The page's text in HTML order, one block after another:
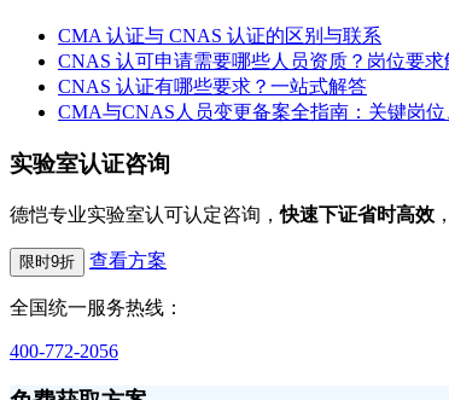
CMA 认证与 CNAS 认证的区别与联系
CNAS 认可申请需要哪些人员资质？岗位要求
CNAS 认证有哪些要求？一站式解答
CMA与CNAS人员变更备案全指南：关键岗
实验室认证咨询
德恺专业实验室认可认定咨询，快速下证省时高效
限时9折 查看方案
全国统一服务热线：
400-772-2056